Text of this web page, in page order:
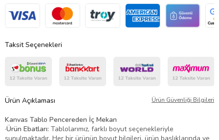
Taksit Seçenekleri
Ürün Açıklaması Ürün Güvenliği Bilgileri
Kanvas Tablo Pencereden İç Mekan
·Ürün Ebatları: Tablolarımız, farklı boyut seçenekleriyle